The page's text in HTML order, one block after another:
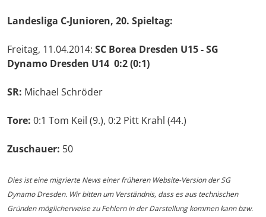
Landesliga C-Junioren, 20. Spieltag:
Freitag, 11.04.2014: SC Borea Dresden U15 - SG
Dynamo Dresden U14 0:2 (0:1)
SR: Michael Schröder
Tore: 0:1 Tom Keil (9.), 0:2 Pitt Krahl (44.)
Zuschauer: 50
Dies ist eine migrierte News einer früheren Website-Version der SG
Dynamo Dresden. Wir bitten um Verständnis, dass es aus technischen
Gründen möglicherweise zu Fehlern in der Darstellung kommen kann bzw.